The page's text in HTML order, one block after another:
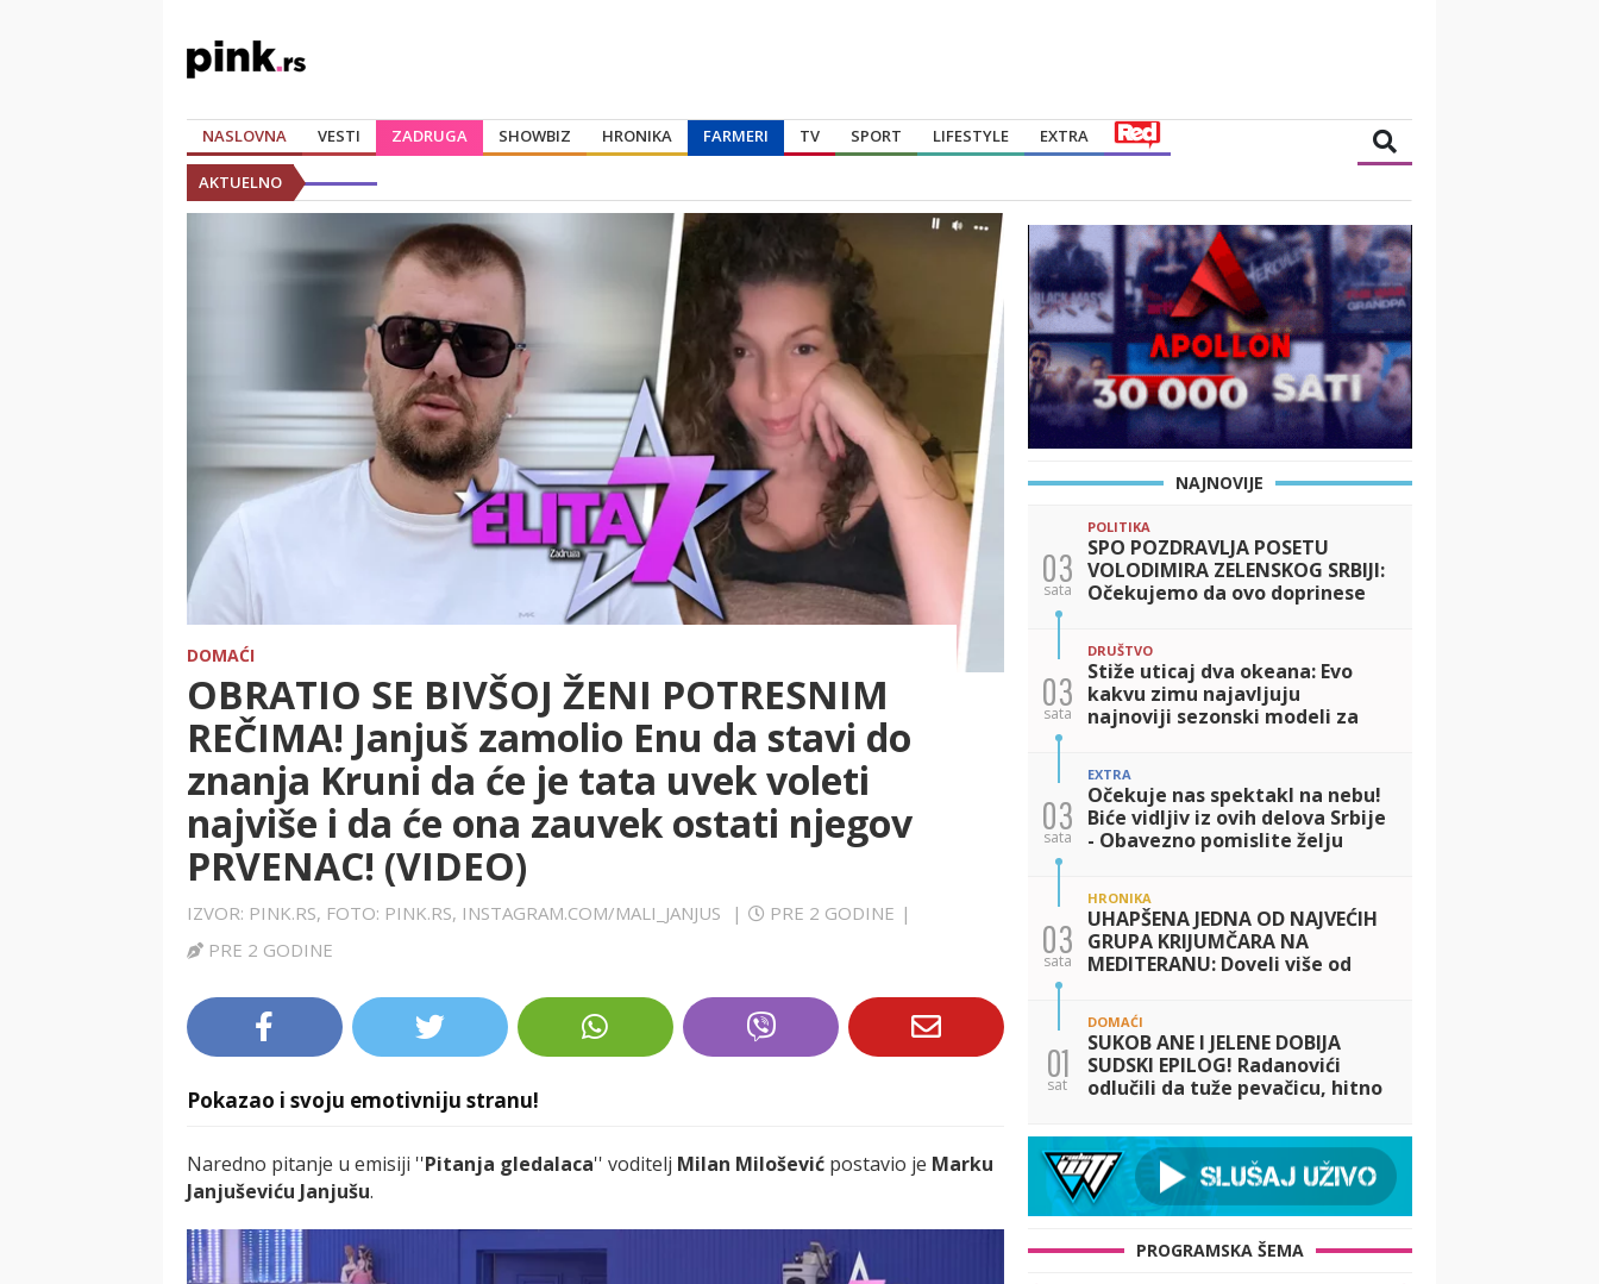
NASLOVNA VESTI ZADRUGA SHOWBIZ HRONIKA FARMERI TV SPORT LIFESTYLE EXTRA
AKTUELNO
DOMAĆI
OBRATIO SE BIVŠOJ ŽENI POTRESNIM
REČIMA! Janjuš zamolio Enu da stavi do
znanja Kruni da će je tata uvek voleti
najviše i da će ona zauvek ostati njegov
PRVENAC! (VIDEO)
IZVOR: PINK.RS, FOTO: PINK.RS, INSTAGRAM.COM/MALI_JANJUS | PRE 2 GODINE |
PRE 2 GODINE
Pokazao i svoju emotivniju stranu!
Naredno pitanje u emisiji ''Pitanja gledalaca'' voditelj Milan Mil ošević postavio je Marku
Janjuševiću Janjušu.
NAJNOVIJE
03
sata
POLITIKA
SPO POZDRAVLJA POSETU
VOLODIMIRA ZELENSKOG SRBIJI:
Očekujemo da ovo doprinese
saradnje dve zemlje
03
sata
DRUŠTVO
Stiže uticaj dva okeana: Evo
kakvu zimu najavljuju
najnoviji sezonski modeli za
03
sata
EXTRA
Očekuje nas spektakl na nebu!
Biće vidljiv iz ovih delova Srbije
- Obavezno pomislite želju
03
sata
HRONIKA
UHAPŠENA JEDNA OD NAJVEĆIH
GRUPA KRIJUMČARA NA
MEDITERANU: Doveli više od
zaradili 24 miliona evra
01
sat
DOMAĆI
SUKOB ANE I JELENE DOBIJA
SUDSKI EPILOG! Radanovići
odlučili da tuže pevačicu, hitno
Spomenut i Raletov odnos sa
Slobom!
PROGRAMSKA ŠEMA